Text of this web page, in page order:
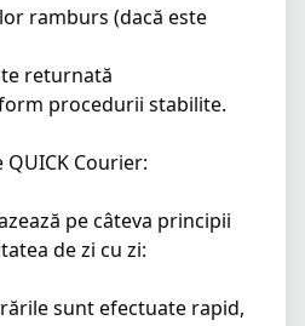
ramburs (dacă este
procedurii stabilite.
Courier:
pe câteva principii
de zi cu zi:
sunt efectuate rapid,